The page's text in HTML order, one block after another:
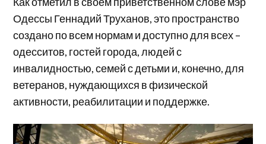
Одессы Геннадий Труханов, это пространство
создано по всем нормам и доступно для всех –
одесситов, гостей города, людей с
инвалидностью, семей с детьми и, конечно, для
ветеранов, нуждающихся в физической
активности, реабилитации и поддержке.